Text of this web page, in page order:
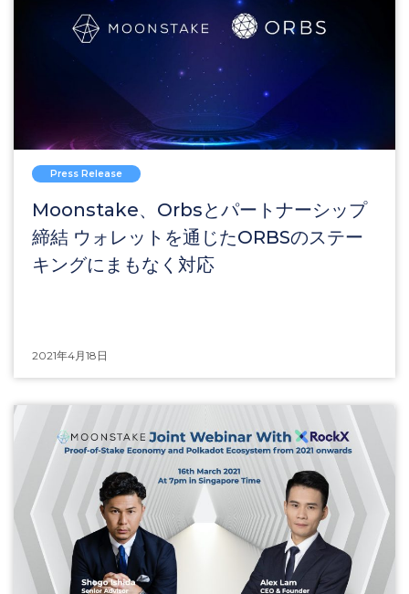
Press Release
Moonstake、Orbsとパートナーシップ
締結 ウォレットを通じたORBSのステー
キングにまもなく対応
2021年4月18日